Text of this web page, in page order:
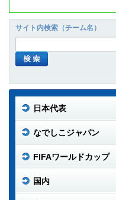
サイト内検索（チーム名）
日本代表
なでしこジャパン
FIFAワールドカップ
国内